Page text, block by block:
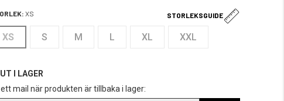
XS STORLEKSGUIDE
XS S M L XL XXL
I LAGER
ett mail när produkten är tillbaka i lager: